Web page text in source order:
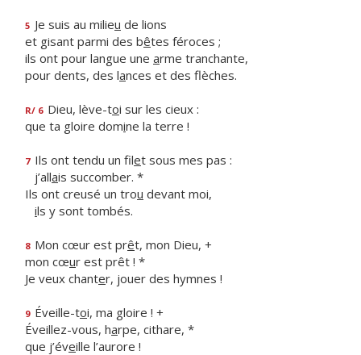
5 Je suis au milieu de lions
et gisant parmi des bêtes féroces ;
ils ont pour langue une arme tranchante,
pour dents, des lances et des flèches.
R/ 6 Dieu, lève-toi sur les cieux :
que ta gloire domine la terre !
7 Ils ont tendu un filet sous mes pas :
j’allais succomber. *
Ils ont creusé un trou devant moi,
ils y sont tombés.
8 Mon cœur est prêt, mon Dieu, +
mon cœur est prêt ! *
Je veux chanter, jouer des hymnes !
9 Éveille-toi, ma gloire ! +
Éveillez-vous, harpe, cithare, *
que j’éveille l’aurore !